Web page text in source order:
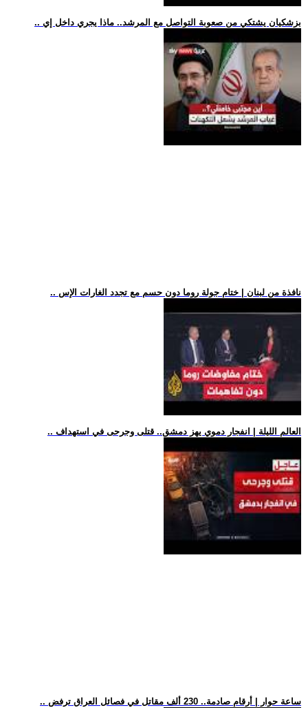
.. بزشكيان يشتكي من صعوبة التواصل مع المرشد.. ماذا يجري داخل إي
.. نافذة من لبنان | ختام جولة روما دون حسم مع تجدد الغارات الإس
.. العالم الليلة | انفجار دموي يهز دمشق.. قتلى وجرحى في استهداف
.. ساعة حوار | أرقام صادمة.. 230 ألف مقاتل في فصائل العراق ترفض